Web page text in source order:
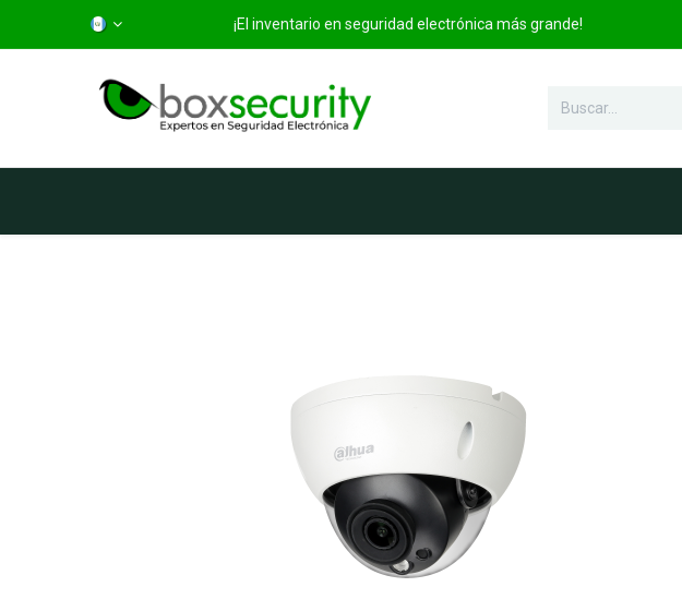
¡El inventario en seguridad electrónica más grande!